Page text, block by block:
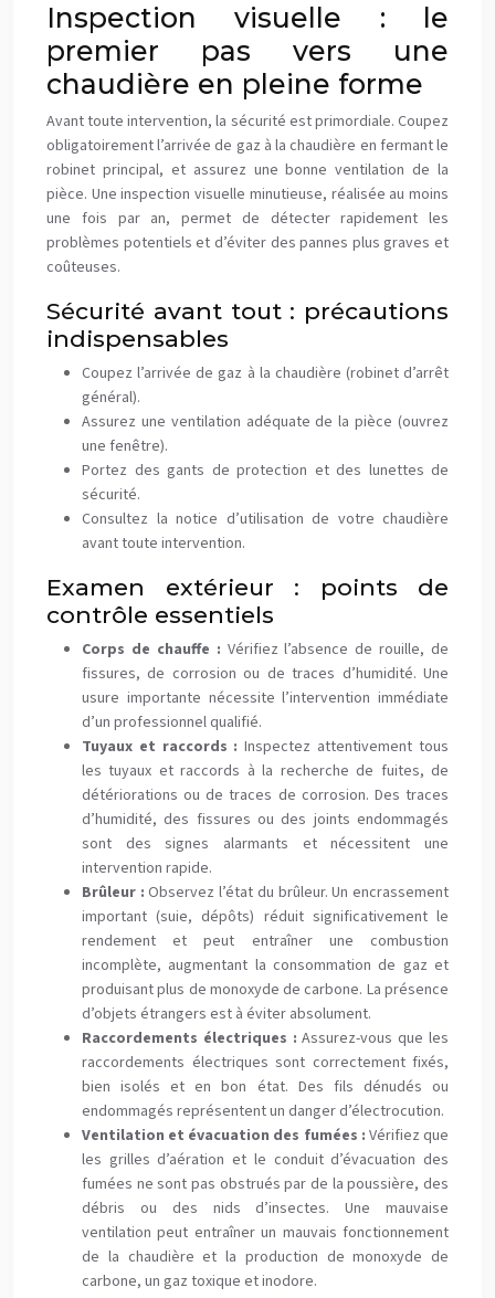
Inspection visuelle : le
premier pas vers une
chaudière en pleine forme
Avant toute intervention, la sécurité est primordiale. Coupez
obligatoirement l’arrivée de gaz à la chaudière en fermant le
robinet principal, et assurez une bonne ventilation de la
pièce. Une inspection visuelle minutieuse, réalisée au moins
une fois par an, permet de détecter rapidement les
problèmes potentiels et d’éviter des pannes plus graves et
coûteuses.
Sécurité avant tout : précautions
indispensables
Coupez l’arrivée de gaz à la chaudière (robinet d’arrêt
général).
Assurez une ventilation adéquate de la pièce (ouvrez
une fenêtre).
Portez des gants de protection et des lunettes de
sécurité.
Consultez la notice d’utilisation de votre chaudière
avant toute intervention.
Examen extérieur : points de
contrôle essentiels
Corps de chauffe : Vérifiez l’absence de rouille, de
fissures, de corrosion ou de traces d’humidité. Une
usure importante nécessite l’intervention immédiate
d’un professionnel qualifié.
Tuyaux et raccords :Inspectez attentivement tous
les tuyaux et raccords à la recherche de fuites, de
détériorations ou de traces de corrosion. Des traces
d’humidité, des fissures ou des joints endommagés
sont des signes alarmants et nécessitent une
intervention rapide.
Brûleur :Observez l’état du brûleur. Un encrassement
important (suie, dépôts) réduit significativement le
rendement et peut entraîner une combustion
incomplète, augmentant la consommation de gaz et
produisant plus de monoxyde de carbone. La présence
d’objets étrangers est à éviter absolument.
Raccordements électriques :Assurez-vous que les
raccordements électriques sont correctement fixés,
bien isolés et en bon état. Des fils dénudés ou
endommagés représentent un danger d’électrocution.
Ventilation et évacuation des fumées : Vérifiez que
les grilles d’aération et le conduit d’évacuation des
fumées ne sont pas obstrués par de la poussière, des
débris ou des nids d’insectes. Une mauvaise
ventilation peut entraîner un mauvais fonctionnement
de la chaudière et la production de monoxyde de
carbone, un gaz toxique et inodore.